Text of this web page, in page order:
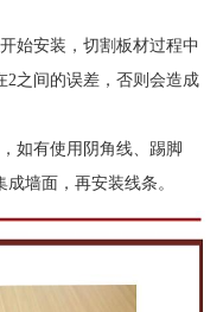
始安装，切割板材过程中
2之间的误差，否则会造成
如有使用阴角线、踢脚
墙面，再安装线条。